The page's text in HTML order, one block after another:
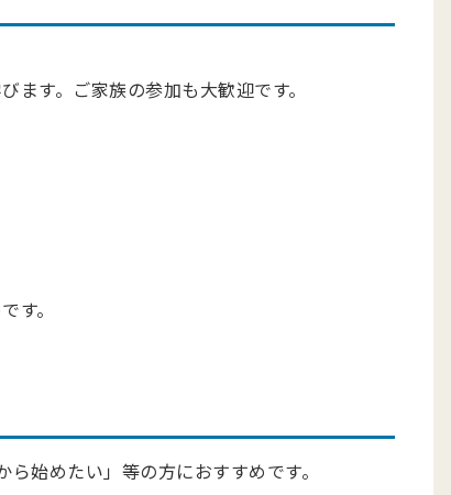
ます。ご家族の参加も大歓迎です。
す。
始めたい」等の方におすすめです。